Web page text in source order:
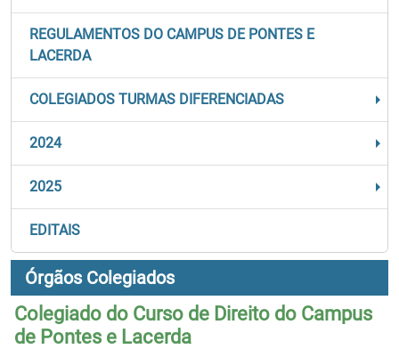
REGULAMENTOS DO CAMPUS DE PONTES E
LACERDA
COLEGIADOS TURMAS DIFERENCIADAS
2024
2025
EDITAIS
Órgãos Colegiados
Colegiado do Curso de Direito do Campus
de Pontes e Lacerda